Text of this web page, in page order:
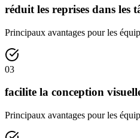
réduit les reprises dans les
Principaux avantages pour les
03
facilite la conception
Principaux avantages pour les